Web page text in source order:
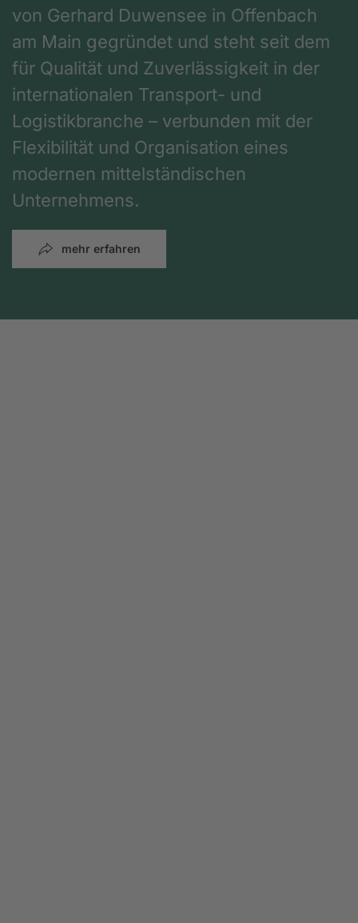
von Gerhard Duwensee in Offenbach
am Main gegründet und steht seit dem
für Qualität und Zuverlässigkeit in der
internationalen Transport- und
Logistikbranche – verbunden mit der
Flexibilität und Organisation eines
modernen mittelständischen
Unternehmens.
mehr erfahren